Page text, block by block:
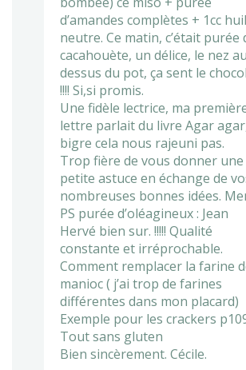
d’amandes complètes + 1cc
neutre. Ce matin, c’était purée
cacahouète, un délice, le nez au
dessus du pot, ça sent le
!!!! Si,si promis.
Une fidèle lectrice, ma
lettre parlait du livre Agar
bigre cela nous rajeuni pas.
Trop fière de vous donner une
petite astuce en échange de
nombreuses bonnes idées.
PS purée d’oléagineux : Jean
Hervé bien sur. !!!!! Qualité
constante et irréprochable.
Comment remplacer la farine
manioc ( j’ai trop de farines
différentes dans mon placard)
Exemple pour les crackers
Tout sans gluten
Bien sincèrement. Cécile.